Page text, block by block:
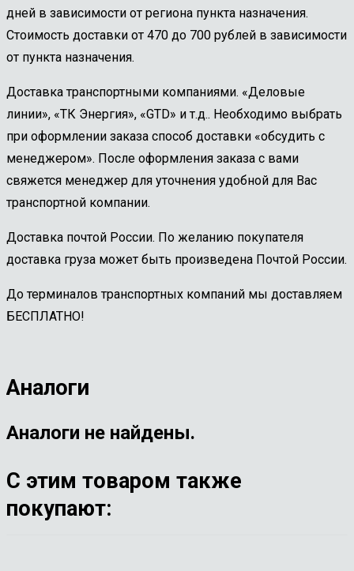
дней в зависимости от региона пункта назначения.
Стоимость доставки от 470 до 700 рублей в зависимости
от пункта назначения.
Доставка транспортными компаниями. «Деловые
линии», «ТК Энергия», «GTD» и т.д.. Необходимо выбрать
при оформлении заказа способ доставки «обсудить с
менеджером». После оформления заказа с вами
свяжется менеджер для уточнения удобной для Вас
транспортной компании.
Доставка почтой России. По желанию покупателя
доставка груза может быть произведена Почтой России.
До терминалов транспортных компаний мы доставляем
БЕСПЛАТНО!
Аналоги
Аналоги не найдены.
С этим товаром также
покупают: